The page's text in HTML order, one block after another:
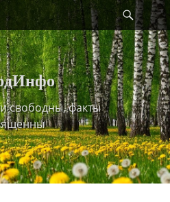
свободны, факты